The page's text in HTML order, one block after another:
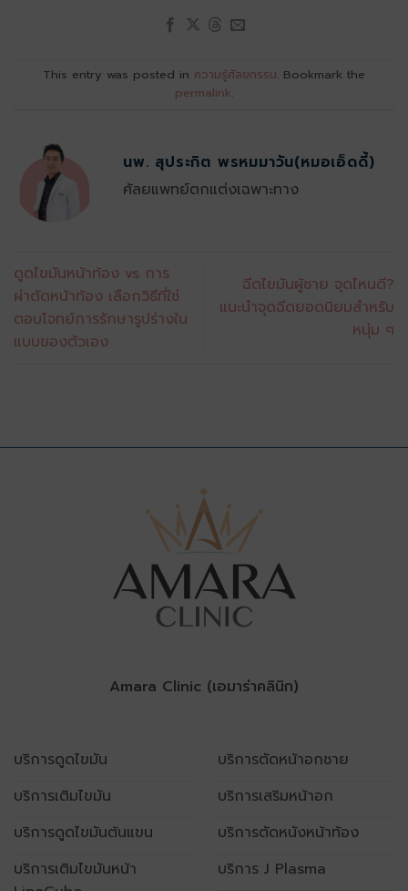
This entry was posted in ความรู้ศัลยกรรม. Bookmark the
permalink.
นพ. สุประกิต พรหมมาวัน(หมอเอ็ดดี้)
ศัลยแพทย์ตกแต่งเฉพาะทาง
ดูดไขมันหน้าท้อง vs การ
ผ่าตัดหน้าท้อง เลือกวิธีที่ใช่
ตอบโจทย์การรักษารูปร่างใน
แบบของตัวเอง
ฉีดไขมันผู้ชาย จุดไหนดี?
แนะนำจุดฉีดยอดนิยมสำหรับ
หนุ่ม ๆ
Amara Clinic (เอมาร่าคลินิก)
บริการดูดไขมัน
บริการเติมไขมัน
บริการดูดไขมันต้นแขน
บริการเติมไขมันหน้า
บริการตัดหน้าอกชาย
บริการเสริมหน้าอก
บริการตัดหนังหน้าท้อง
บริการ J Plasma